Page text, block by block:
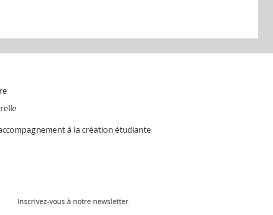
à la création étudiante
Inscrivez-vous à notre newsletter